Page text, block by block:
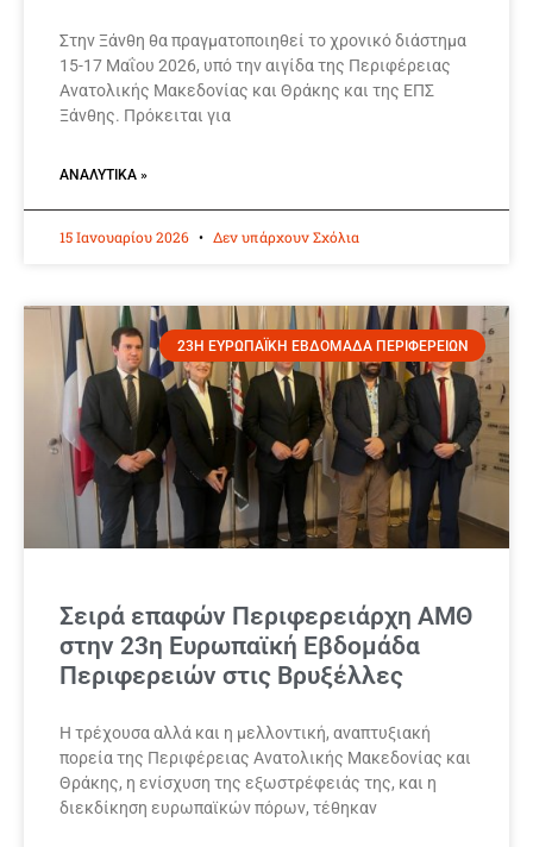
Στην Ξάνθη θα πραγματοποιηθεί το χρονικό διάστημα
15-17 Μαΐου 2026, υπό την αιγίδα της Περιφέρειας
Ανατολικής Μακεδονίας και Θράκης και της ΕΠΣ
Ξάνθης. Πρόκειται για
ΑΝΑΛΥΤΙΚΆ »
15 Ιανουαρίου 2026 Δεν υπάρχουν Σχόλια
23Η ΕΥΡΩΠΑΪΚΉ ΕΒΔΟΜΆΔΑ ΠΕΡΙΦΕΡΕΙΏΝ
Σειρά επαφών Περιφερειάρχη ΑΜΘ
στην 23η Ευρωπαϊκή Εβδομάδα
Περιφερειών στις Βρυξέλλες
Η τρέχουσα αλλά και η μελλοντική, αναπτυξιακή
πορεία της Περιφέρειας Ανατολικής Μακεδονίας και
Θράκης, η ενίσχυση της εξωστρέφειάς της, και η
διεκδίκηση ευρωπαϊκών πόρων, τέθηκαν